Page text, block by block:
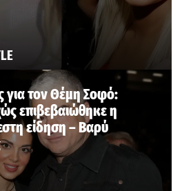
για τον Θέμη Σοφό:
επιβεβαιώθηκε η
είδηση – Βαρύ